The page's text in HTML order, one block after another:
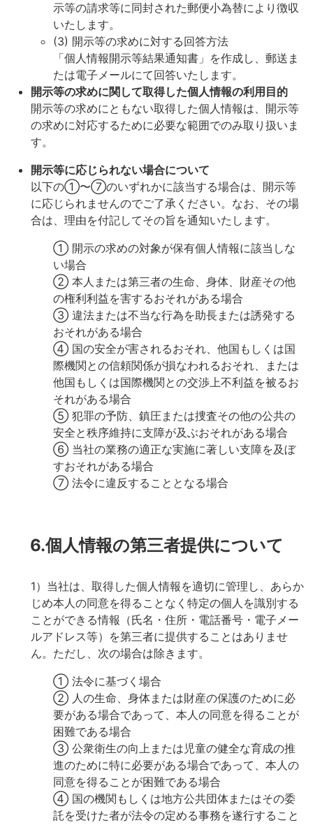
示等の請求等に同封された郵便小為替により徴収
いたします。
(3) 開示等の求めに対する回答方法
「個人情報開示等結果通知書」を作成し、郵送ま
たは電子メールにて回答いたします。
開示等の求めに関して取得した個人情報の利用目的
開示等の求めにともない取得した個人情報は、開示等
の求めに対応するために必要な範囲でのみ取り扱いま
す。
開示等に応じられない場合について
以下の①〜⑦のいずれかに該当する場合は、開示等
に応じられませんのでご了承ください。なお、その場
合は、理由を付記してその旨を通知いたします。
① 開示の求めの対象が保有個人情報に該当しな
い場合
② 本人または第三者の生命、身体、財産その他
の権利利益を害するおそれがある場合
③ 違法または不当な行為を助長または誘発する
おそれがある場合
④ 国の安全が害されるおそれ、他国もしくは国
際機関との信頼関係が損なわれるおそれ、または
他国もしくは国際機関との交渉上不利益を被るお
それがある場合
⑤ 犯罪の予防、鎮圧または捜査その他の公共の
安全と秩序維持に支障が及ぶおそれがある場合
⑥ 当社の業務の適正な実施に著しい支障を及ぼ
すおそれがある場合
⑦ 法令に違反することとなる場合
6.個人情報の第三者提供について
1）当社は、取得した個人情報を適切に管理し、あらか
じめ本人の同意を得ることなく特定の個人を識別する
ことができる情報（氏名・住所・電話番号・電子メー
ルアドレス等）を第三者に提供することはありませ
ん。ただし、次の場合は除きます。
① 法令に基づく場合
② 人の生命、身体または財産の保護のために必
要がある場合であって、本人の同意を得ることが
困難である場合
③ 公衆衛生の向上または児童の健全な育成の推
進のために特に必要がある場合であって、本人の
同意を得ることが困難である場合
④ 国の機関もしくは地方公共団体またはその委
託を受けた者が法令の定める事務を遂行すること